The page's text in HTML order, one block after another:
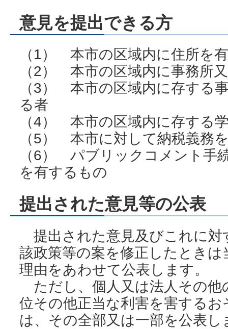
意見を提出できる方
（1） 本市の区域内に住所を
（2） 本市の区域内に事務所
（3） 本市の区域内に存する
る者
（4） 本市の区域内に存する
（5） 本市に対して納税義務
（6） パブリックコメント手
を有するもの
提出された意見等の公表
提出された意見及びこれに対
該政策等の案を修正したとき
理由をあわせて公表します。
ただし、個人又は法人その他
位その他正当な利害を害する
は、その全部又は一部を公表し